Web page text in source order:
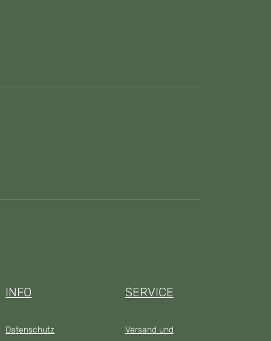
INFO
Datenschutz
SERVICE
Versand und